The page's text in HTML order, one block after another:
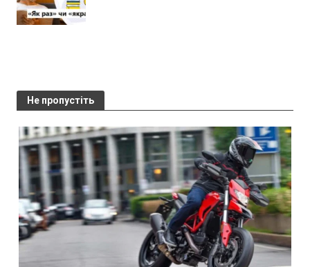
Не пропустіть